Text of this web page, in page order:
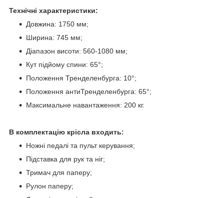
Технічні характеристики:
Довжина: 1750 мм;
Ширина: 745 мм;
Діапазон висоти: 560-1080 мм;
Кут підйому спини: 65°;
Положення Тренделенбурга: 10°;
Положення антиТренделенбурга: 65°;
Максимальне навантаження: 200 кг.
В комплектацію крісла входить:
Ножні педалі та пульт керування;
Підставка для рук та ніг;
Тримач для паперу;
Рулон паперу;